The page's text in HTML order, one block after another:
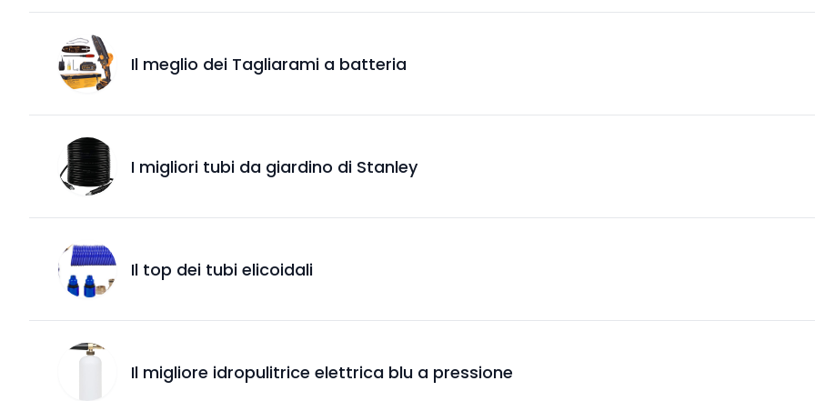
Il meglio dei Tagliarami a batteria
I migliori tubi da giardino di Stanley
Il top dei tubi elicoidali
Il migliore idropulitrice elettrica blu a pressione